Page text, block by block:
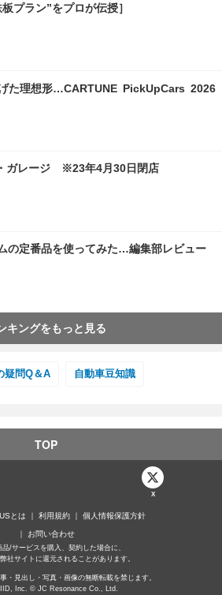
プラン”をプロが伝授］
た理想形…CARTUNE PickUpCars 2026
ガレージ ※23年4月30日閉店
の定番品を使ってみた…編集部レビュー
キングをもっと見る
疑問Q＆A 自動車豆知識
TOP
X
とは 利用規約 個人情報保護方針
お問い合わせ
/サービスを購入、契約した場合に、
社サイトに還元されることがあります。
・見出し・写真・画像の無断転載を禁じます。
Inc. © JC Resonance Co., Ltd.